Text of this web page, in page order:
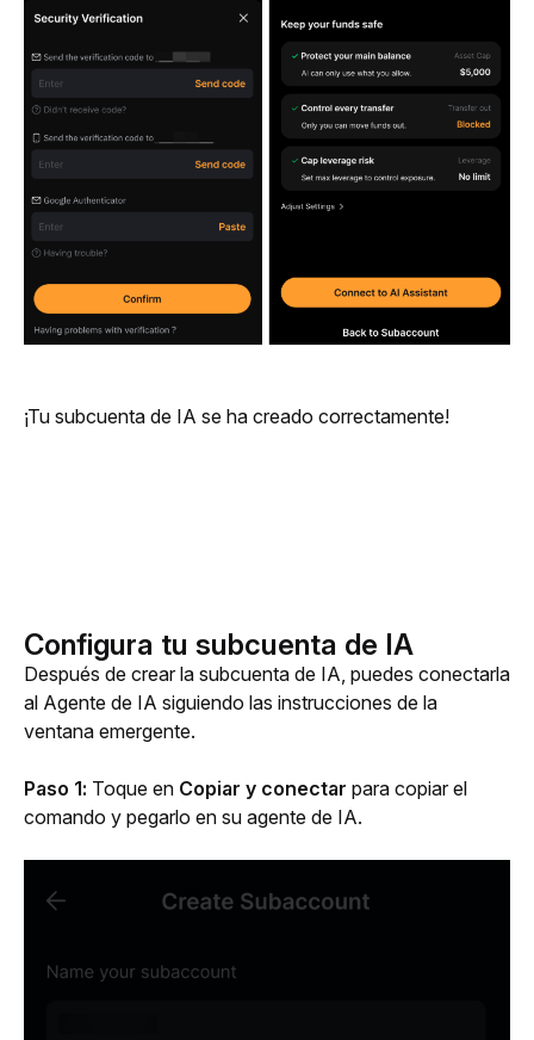
¡Tu subcuenta de IA se ha creado correctamente!
Configura tu subcuenta de IA
Después de crear la subcuenta de IA, puedes conectarla
al Agente de IA siguiendo las instrucciones de la
ventana emergente.
Paso 1: Toque en Copiar y conectar para copiar el
comando y pegarlo en su agente de IA.